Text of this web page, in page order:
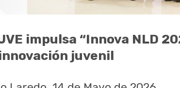
impulsa “Innova NLD
juvenil